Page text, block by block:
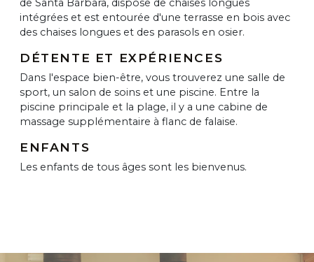
de Santa Bárbara, dispose de chaises longues
intégrées et est entourée d'une terrasse en bois avec
des chaises longues et des parasols en osier.
DÉTENTE ET EXPÉRIENCES
Dans l'espace bien-être, vous trouverez une salle de
sport, un salon de soins et une piscine. Entre la
piscine principale et la plage, il y a une cabine de
massage supplémentaire à flanc de falaise.
ENFANTS
Les enfants de tous âges sont les bienvenus.